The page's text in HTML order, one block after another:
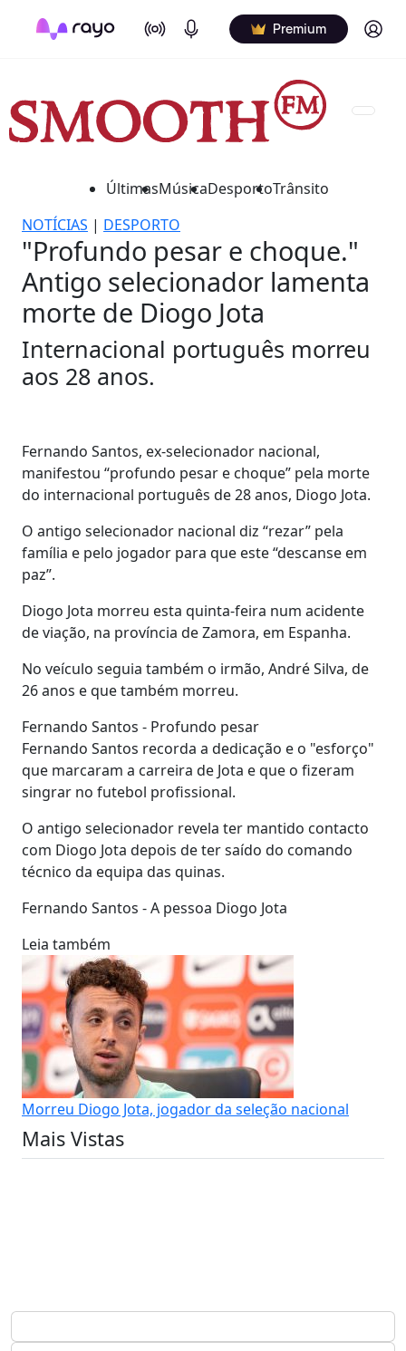
On Air Podcasts Premium Log in
ÚltimasMúsicaDesportoTrânsito
NOTÍCIAS | DESPORTO
"Profundo pesar e choque."
Antigo selecionador lamenta
morte de Diogo Jota
Internacional português morreu
aos 28 anos.
Fernando Santos, ex-selecionador nacional,
manifestou “profundo pesar e choque” pela morte
do internacional português de 28 anos, Diogo Jota.
O antigo selecionador nacional diz “rezar” pela
família e pelo jogador para que este “descanse em
paz”.
Diogo Jota morreu esta quinta-feira num acidente
de viação, na província de Zamora, em Espanha.
No veículo seguia também o irmão, André Silva, de
26 anos e que também morreu.
Fernando Santos - Profundo pesar
Fernando Santos recorda a dedicação e o "esforço"
que marcaram a carreira de Jota e que o fizeram
singrar no futebol profissional.
O antigo selecionador revela ter mantido contacto
com Diogo Jota depois de ter saído do comando
técnico da equipa das quinas.
Fernando Santos - A pessoa Diogo Jota
Leia também
Morreu Diogo Jota, jogador da seleção nacional
Mais Vistas